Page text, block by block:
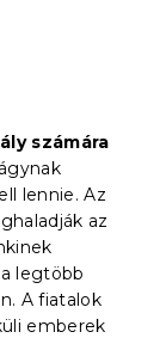
számára
lennie. Az
az
legtöbb
A fiatalok
emberek